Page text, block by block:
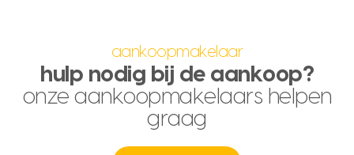
aankoopmakelaar
hulp nodig bij de aankoop?
onze aankoopmakelaars helpen
graag